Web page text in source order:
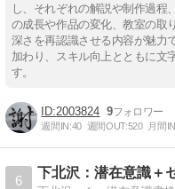
し、それぞれの解説や制作過程
の成長や作品の変化、教室の取
深さを再認識させる内容が魅力
加わり、スキル向上とともに文
す。
2003824 9
週間IN:40 週間OUT:520 月間
6